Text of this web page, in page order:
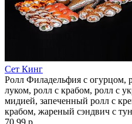
Сет Кинг
Ролл Филадельфия с огурцом,
луком, ролл с крабом, ролл с
мидией, запеченный ролл с
крабом, жареный сэндвич с
70.99 р